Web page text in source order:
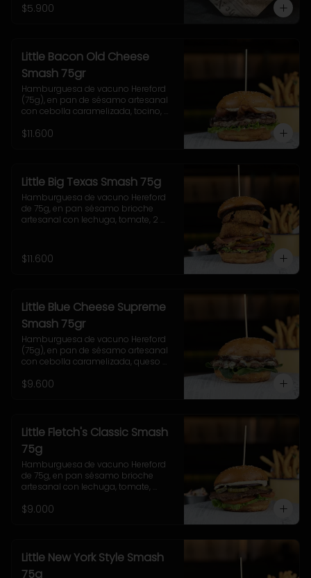
$5.900
Little Bacon Old Cheese
Smash 75gr
Hamburguesa de vacuno Hereford
(75g), en pan de sésamo artesanal
con cebolla caramelizada, tocino,
casera Uncle Fletch. Incluye papas
$11.600
Little Big Texas Smash 75g
Hamburguesa de vacuno Hereford
de 75g, en pan sésamo brioche
artesanal con lechuga, tomate, 2
Acompañamiento a elección y
coleslaw
$11.600
Little Blue Cheese Supreme
Smash 75gr
Hamburguesa de vacuno Hereford
(75g), en pan de sésamo artesanal
con cebolla caramelizada, queso
casera de queso azul. Incluye papas
$9.600
Little Fletch's Classic Smash
75g
Hamburguesa de vacuno Hereford
de 75g, en pan sésamo brioche
artesanal con lechuga, tomate,
casera Uncle Fletch.
$9.000
Little New York Style Smash
75g